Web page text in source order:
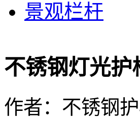
不锈钢灯光护
作者：不锈钢
景观栏杆